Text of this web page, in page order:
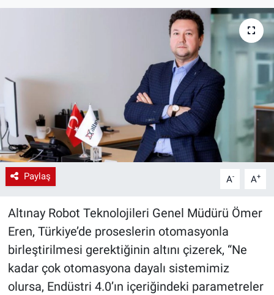
Paylaş A- A+
Altınay Robot Teknolojileri Genel Müdürü Ömer
Eren, Türkiye’de proseslerin otomasyonla
birleştirilmesi gerektiğinin altını çizerek, “Ne
kadar çok otomasyona dayalı sistemimiz
olursa, Endüstri 4.0’ın içeriğindeki parametreler